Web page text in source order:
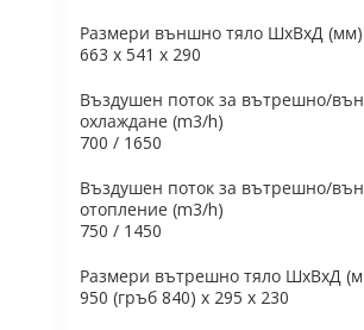
Размери външно тяло ШxВxД (мм)
663 x 541 x 290
Въздушен поток за вътрешно/
охлаждане (m3/h)
700 / 1650
Въздушен поток за вътрешно/
отопление (m3/h)
750 / 1450
Размери вътрешно тяло ШxВxД
950 (гръб 840) x 295 x 230